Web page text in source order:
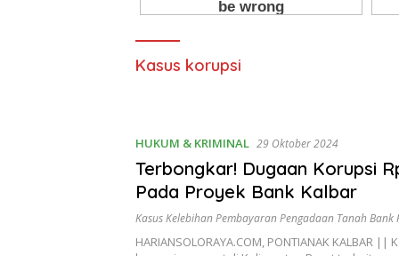
Kasus korupsi
HUKUM & KRIMINAL 29 Oktober 2024
Terbongkar! Dugaan Korupsi
Pada Proyek Bank Kalbar
Kasus Kelebihan Pembayaran Pengadaan Tanah Bank
HARIANSOLORAYA.COM, PONTIANAK KALBAR